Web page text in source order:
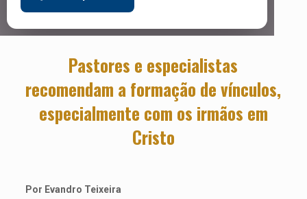
Pastores e especialistas
recomendam a formação de vínculos,
especialmente com os irmãos em
Cristo
Por Evandro Teixeira